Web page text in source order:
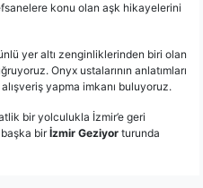
konu olan aşk hikayelerini
yer altı zenginliklerinden biri olan
Onyx ustalarının anlatımları
yapma imkanı buluyoruz.
bir yolculukla İzmir’e geri
birİzmir Geziyor turunda